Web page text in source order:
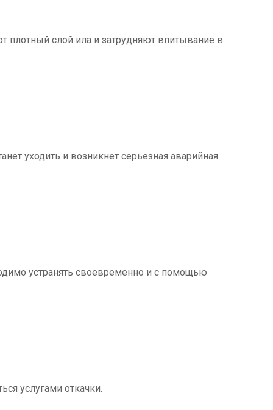
плотный слой ила и затрудняют впитывание в
уходить и возникнет серьезная аварийная
устранять своевременно и с помощью
услугами откачки.